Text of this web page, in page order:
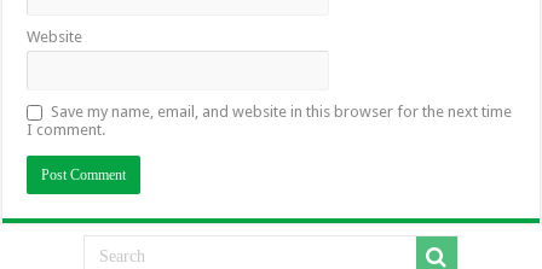
Website
Save my name, email, and website in this browser for the next time
I comment.